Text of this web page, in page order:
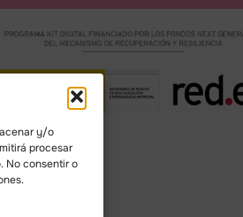
y/o
procesar
No consentir o